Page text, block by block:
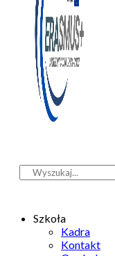
Szkoła
Kadra
Kontakt